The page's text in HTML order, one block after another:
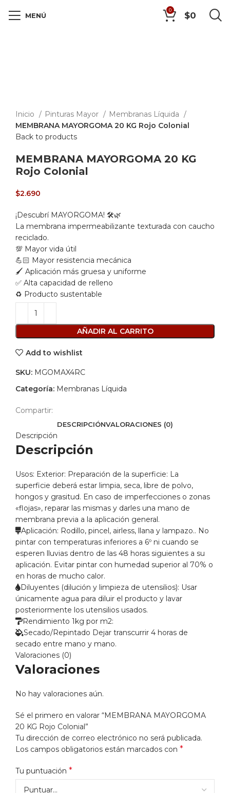
MENÚ
0 $0
Inicio Pinturas Mayor
Membranas Líquida
MEMBRANA MAYORGOMA 20 KG Rojo Colonial
Back to products
MEMBRANA MAYORGOMA 20 KG
Rojo Colonial
$2.690
¡Descubrí MAYORGOMA! 🛠️🌿
La membrana impermeabilizante texturada con caucho
reciclado.
💯 Mayor vida útil
💪🏻 Mayor resistencia mecánica
🖌️ Aplicación más gruesa y uniforme
✅ Alta capacidad de relleno
♻️ Producto sustentable
AÑADIR AL CARRITO
Add to wishlist
SKU: MGOMAX4RC
Categoría: Membranas Líquida
Compartir:
DESCRIPCIÓNVALORACIONES (0)
Descripción
Descripción
Usos: Exterior: Preparación de la superficie: La
superficie deberá estar limpia, seca, libre de polvo,
hongos y grasitud. En caso de imperfecciones o zonas
«flojas», reparar las mismas y darles una mano de
membrana previa a la aplicación general.
Aplicación: Rodillo, pincel, airless, llana y lampazo.. No
pintar con temperaturas inferiores a 6º ni cuando se
esperen lluvias dentro de las 48 horas siguientes a su
aplicación. Evitar pintar con humedad superior al 70% o
en horas de mucho calor.
Diluyentes (dilución y limpieza de utensilios): Usar
únicamente agua para diluir el producto y lavar
posteriormente los utensilios usados.
Rendimiento 1kg por m2:
Secado/Repintado Dejar transcurrir 4 horas de
secado entre mano y mano.
Valoraciones (0)
Valoraciones
No hay valoraciones aún.
Sé el primero en valorar “MEMBRANA MAYORGOMA
20 KG Rojo Colonial”
Tu dirección de correo electrónico no será publicada.
Los campos obligatorios están marcados con *
Tu puntuación *